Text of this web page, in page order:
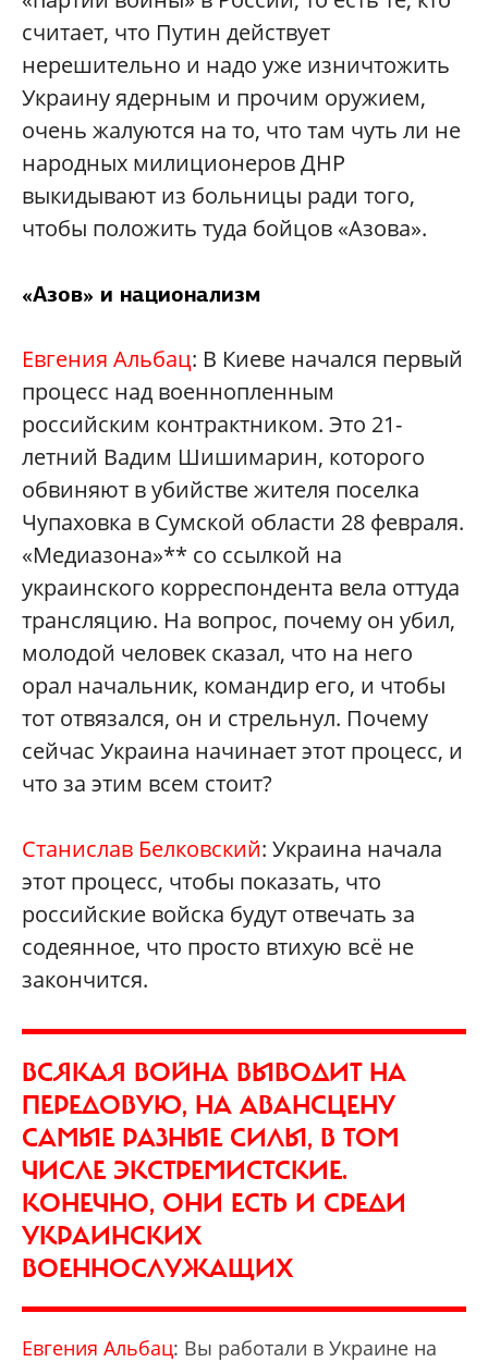
считает, что Путин действует
нерешительно и надо уже изничтожить
Украину ядерным и прочим оружием,
очень жалуются на то, что там чуть ли не
народных милиционеров ДНР
выкидывают из больницы ради того,
чтобы положить туда бойцов «Азова».
«Азов» и национализм
Евгения Альбац: В Киеве начался первый
процесс над военнопленным
российским контрактником. Это 21-
летний Вадим Шишимарин, которого
обвиняют в убийстве жителя поселка
Чупаховка в Сумской области 28 февраля.
«Медиазона»** со ссылкой на
украинского корреспондента вела оттуда
трансляцию. На вопрос, почему он убил,
молодой человек сказал, что на него
орал начальник, командир его, и чтобы
тот отвязался, он и стрельнул. Почему
сейчас Украина начинает этот процесс, и
что за этим всем стоит?
Станислав Белковский: Украина начала
этот процесс, чтобы показать, что
российские войска будут отвечать за
содеянное, что просто втихую всё не
закончится.
ВСЯКАЯ ВОЙНА ВЫВОДИТ НА
ПЕРЕДОВУЮ, НА АВАНСЦЕНУ
САМЫЕ РАЗНЫЕ СИЛЫ, В ТОМ
ЧИСЛЕ ЭКСТРЕМИСТСКИЕ.
КОНЕЧНО, ОНИ ЕСТЬ И СРЕДИ
УКРАИНСКИХ
ВОЕННОСЛУЖАЩИХ
Евгения Альбац: Вы работали в Украине на